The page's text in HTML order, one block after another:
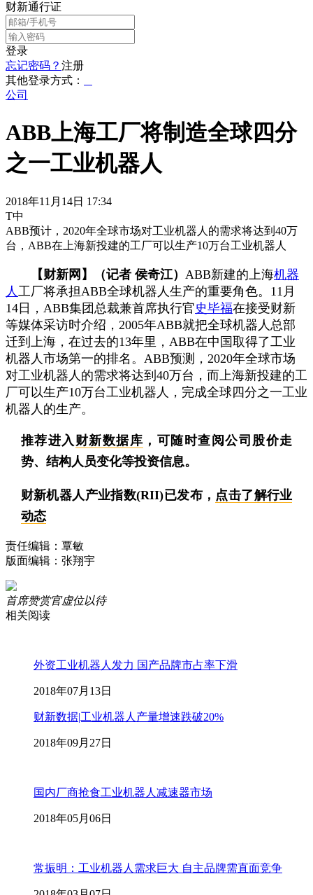
财新通行证
登录
忘记密码？ 注册
其他登录方式：
公司
ABB上海工厂将制造全球四分
之一工业机器人
2018年11月14日 17:34
T中
ABB预计，2020年全球市场对工业机器人的需求将达到40万
台，ABB在上海新投建的工厂可以生产10万台工业机器人
【财新网】（记者 侯奇江） ABB新建的上海机器
人 工厂将承担ABB全球机器人生产的重要角色。11月
14日，ABB集团总裁兼首席执行官史毕福在接受财新
等媒体采访时介绍，2005年ABB就把全球机器人总部
迁到上海，在过去的13年里，ABB在中国取得了工业
机器人市场第一的排名。ABB预测，2020年全球市场
对工业机器人的需求将达到40万台，而上海新投建的工
厂可以生产10万台工业机器人，完成全球四分之一工业
机器人的生产。
推荐进入 财新数据库 ，可随时查阅公司股价走
势、结构人员变化等投资信息。
财新机器人产业指数(RII)已发布， 点击了解行业
动态
责任编辑：覃敏
版面编辑：张翔宇
首席赞赏官虚位以待
相关阅读
外资工业机器人发力 国产品牌市占率下滑
2018年07月13日
财新数据|工业机器人产量增速跌破20%
2018年09月27日
国内厂商抢食工业机器人减速器市场
2018年05月06日
常振明：工业机器人需求巨大 自主品牌需直面竞争